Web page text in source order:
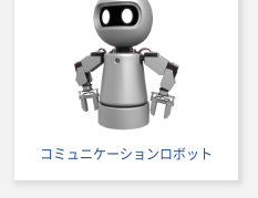
コミュニケーションロボット